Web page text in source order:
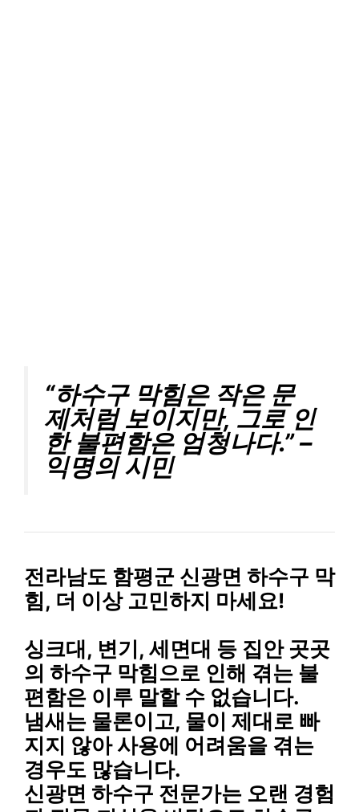
“하수구 막힘은 작은 문
제처럼 보이지만, 그로 인
한 불편함은 엄청나다.” –
익명의 시민
전라남도 함평군 신광면 하수구 막
힘, 더 이상 고민하지 마세요!
싱크대, 변기, 세면대 등 집안 곳곳
의 하수구 막힘으로 인해 겪는 불
편함은 이루 말할 수 없습니다.
냄새는 물론이고, 물이 제대로 빠
지지 않아 사용에 어려움을 겪는
경우도 많습니다.
신광면 하수구 전문가는 오랜 경험